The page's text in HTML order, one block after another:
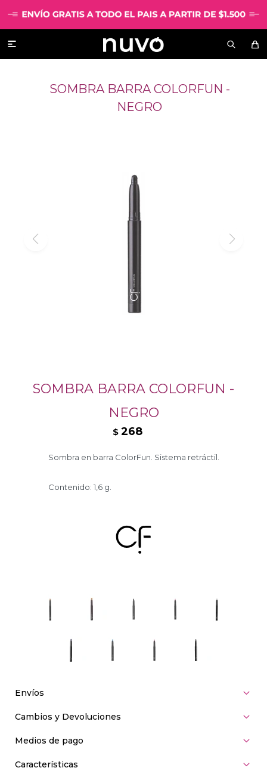

SOMBRA BARRA COLORFUN -
NEGRO
SOMBRA BARRA COLORFUN -
NEGRO
$ 268
Sombra en barra ColorFun. Sistema retráctil.
Contenido: 1,6 g.
Envíos
Cambios y Devoluciones
Medios de pago
Características